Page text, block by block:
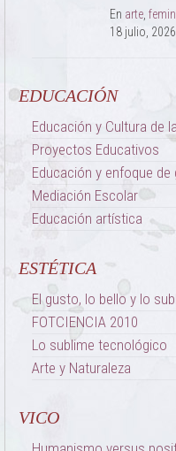
En arte,
18 julio, 2026
EDUCACIÓN
Educación y Cultura de
Proyectos Educativos
Educación y enfoque de
Mediación Escolar
Educación artística
ESTÉTICA
El gusto, lo bello y lo
FOTCIENCIA 2010
Lo sublime tecnológico
Arte y Naturaleza
VICO